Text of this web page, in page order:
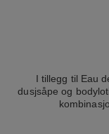
I tillegg til Eau
dusjsåpe og